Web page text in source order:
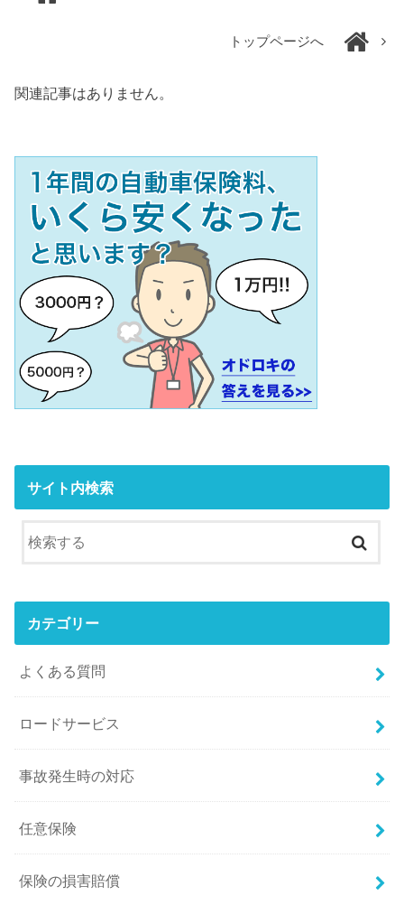
トップページへ
関連記事はありません。
サイト内検索
カテゴリー
よくある質問
ロードサービス
事故発生時の対応
任意保険
保険の損害賠償